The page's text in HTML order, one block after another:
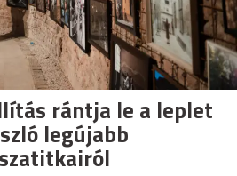
rántja le a leplet
legújabb